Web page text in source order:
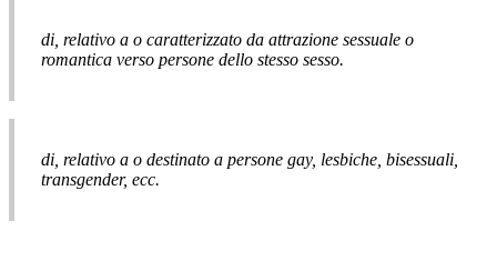
di, relativo a o caratterizzato da attrazione sessuale o
romantica verso persone dello stesso sesso.
di, relativo a o destinato a persone gay, lesbiche, bisessuali,
transgender, ecc.